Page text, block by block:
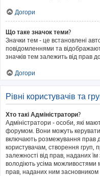
Догори
Що таке значок теми?
Значки тем - це встановлені
повідомленнями та
значків тем залежить від прав
Догори
Рівні користувачів та
Хто такі Адміністратори?
Адміністратори - особи, які
форумом. Вони можуть
включають розмежування прав
користувачам, створення груп,
залежності від прав, наданих
володіють усіма можливостями
прав, наданих ним